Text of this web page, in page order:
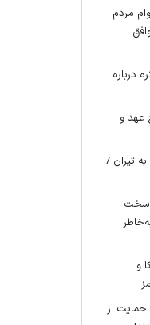
مردم
درباره
عهد و
تیران /
سخت
و
حمایت از